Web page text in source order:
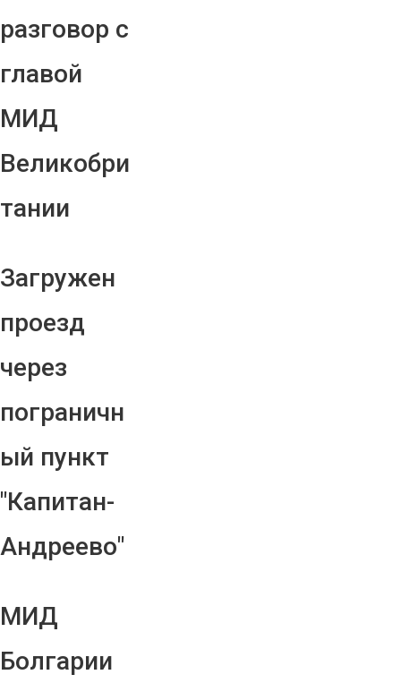
разговор с
главой
МИД
Великобри
тании
Загружен
проезд
через
пограничн
ый пункт
"Капитан-
Андреево"
МИД
Болгарии